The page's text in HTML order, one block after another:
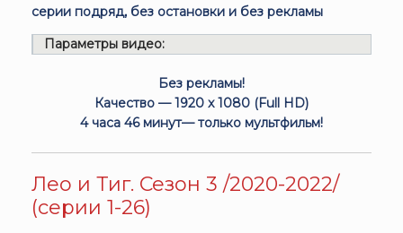
серии подряд, без остановки и без рекламы
Параметры видео:
Без рекламы!
Качество — 1920 x 1080 (Full HD)
4 часа 46 минут— только мультфильм!
Лео и Тиг. Сезон 3 /2020-2022/
(серии 1-26)